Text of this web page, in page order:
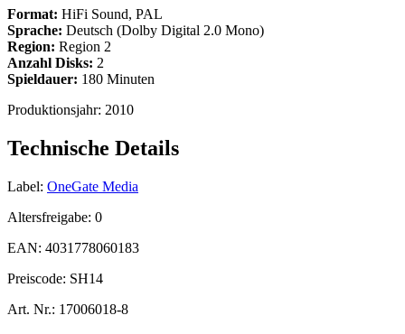
Format: HiFi Sound, PAL
Sprache: Deutsch (Dolby Digital 2.0 Mono)
Region: Region 2
Anzahl Disks: 2
Spieldauer: 180 Minuten
Produktionsjahr: 2010
Technische Details
Label: OneGate Media
Altersfreigabe: 0
EAN: 4031778060183
Preiscode: SH14
Art. Nr.: 17006018-8